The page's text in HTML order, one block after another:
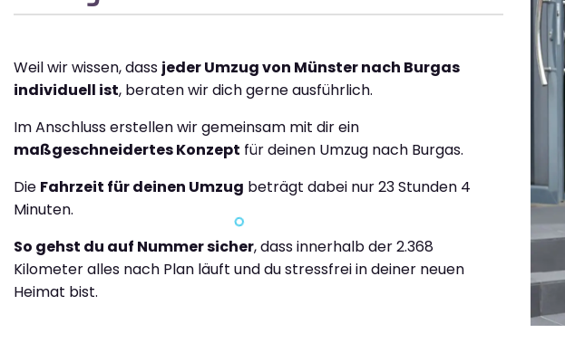
Weil wir wissen, dass jeder Umzug von Münster nach Burgas
individuell ist, beraten wir dich gerne ausführlich.
Im Anschluss erstellen wir gemeinsam mit dir ein
maßgeschneidertes Konzept für deinen Umzug nach Burgas.
Die Fahrzeit für deinen Umzug beträgt dabei nur 23 Stunden 4
Minuten.
So gehst du auf Nummer sicher, dass innerhalb der 2.368
Kilometer alles nach Plan läuft und du stressfrei in deiner neuen
Heimat bist.